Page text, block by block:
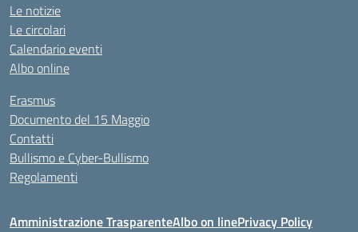
Le notizie
Le circolari
Calendario eventi
Albo online
Erasmus
Documento del 15 Maggio
Contatti
Bullismo e Cyber-Bullismo
Regolamenti
Amministrazione TrasparenteAlbo on linePrivacy Policy